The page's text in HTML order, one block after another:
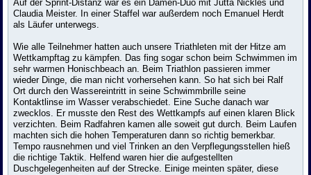
Auf der Sprint-Distanz war es ein Damen-Duo mit Jutta Nickles und
Claudia Meister. In einer Staffel war außerdem noch Emanuel Herdt
als Läufer unterwegs.
Wie alle Teilnehmer hatten auch unsere Triathleten mit der Hitze am
Wettkampftag zu kämpfen. Das fing sogar schon beim Schwimmen im
sehr warmen Honischbeach an. Beim Triathlon passieren immer
wieder Dinge, die man nicht vorhersehen kann. So hat sich bei Ralf
Ort durch den Wassereintritt in seine Schwimmbrille seine
Kontaktlinse im Wasser verabschiedet. Eine Suche danach war
zwecklos. Er musste den Rest des Wettkampfs auf einen klaren Blick
verzichten. Beim Radfahren kamen alle soweit gut durch. Beim Laufen
machten sich die hohen Temperaturen dann so richtig bemerkbar.
Tempo rausnehmen und viel Trinken an den Verpflegungsstellen hieß
die richtige Taktik. Helfend waren hier die aufgestellten
Duschgelegenheiten auf der Strecke. Einige meinten später, diese